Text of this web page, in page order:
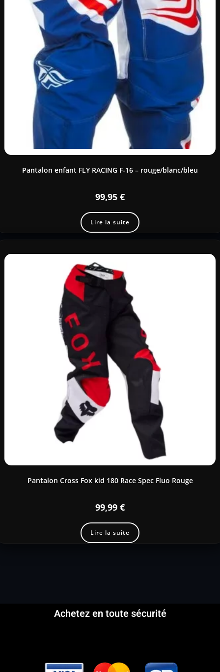
Pantalon enfant FLY RACING F-16 – rouge/blanc/bleu
99,95 €
Lire la suite
Pantalon Cross Fox kid 180 Race Spec Fluo Rouge
99,99 €
Lire la suite
Achetez en toute sécurité